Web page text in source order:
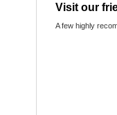
Visit our
A few highly